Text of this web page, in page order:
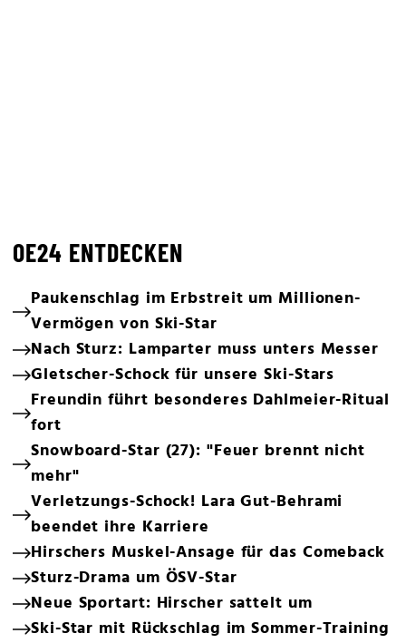
OE24 ENTDECKEN
Paukenschlag im Erbstreit um Millionen-
Vermögen von Ski-Star
Nach Sturz: Lamparter muss unters Messer
Gletscher-Schock für unsere Ski-Stars
Freundin führt besonderes Dahlmeier-Ritual
fort
Snowboard-Star (27): "Feuer brennt nicht
mehr"
Verletzungs-Schock! Lara Gut-Behrami
beendet ihre Karriere
Hirschers Muskel-Ansage für das Comeback
Sturz-Drama um ÖSV-Star
Neue Sportart: Hirscher sattelt um
Ski-Star mit Rückschlag im Sommer-Training